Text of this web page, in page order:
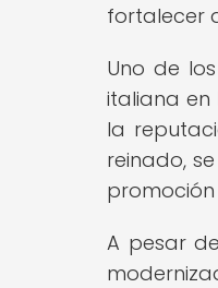
fortalecer
Uno de
italiana en
la
reinado,
A pesar